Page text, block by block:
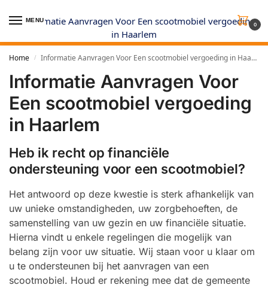
MENU
0
Home / Informatie Aanvragen Voor Een scootmobiel vergoeding in Haarlem
Informatie Aanvragen Voor
Een scootmobiel vergoeding
in Haarlem
Heb ik recht op financiële
ondersteuning voor een scootmobiel?
Het antwoord op deze kwestie is sterk afhankelijk van
uw unieke omstandigheden, uw zorgbehoeften, de
samenstelling van uw gezin en uw financiële situatie.
Hierna vindt u enkele regelingen die mogelijk van
belang zijn voor uw situatie. Wij staan voor u klaar om
u te ondersteunen bij het aanvragen van een
scootmobiel. Houd er rekening mee dat de gemeente